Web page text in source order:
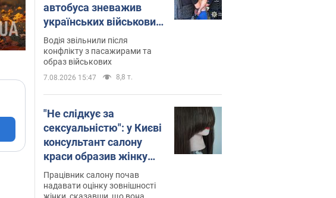
автобуса зневажив
українських військових
і поплатився. Відео
Водія звільнили після
конфлікту з пасажирами та
образ військових
7.08.2026 15:47 8,8 т.
"Не слідкує за
сексуальністю": у Києві
консультант салону
краси образив жінку
після хімієтерапії,
розгорівся скандал.
Працівник салону почав
надавати оцінку зовнішності